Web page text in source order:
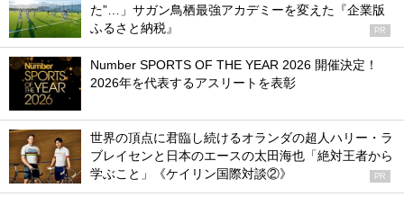
た”…」サガン鳥栖最強アカデミーを変えた『企業版
ふるさと納税』
PR
Number SPORTS OF THE YEAR 2026 開催決定！
2026年を代表するアスリートを表彰
世界の頂点に君臨し続けるオランダの超人ハリー・ラ
ブレイセンと日本のエースの太田海也「絶対王者から
学ぶこと」《ケイリン国際対談②》
PR